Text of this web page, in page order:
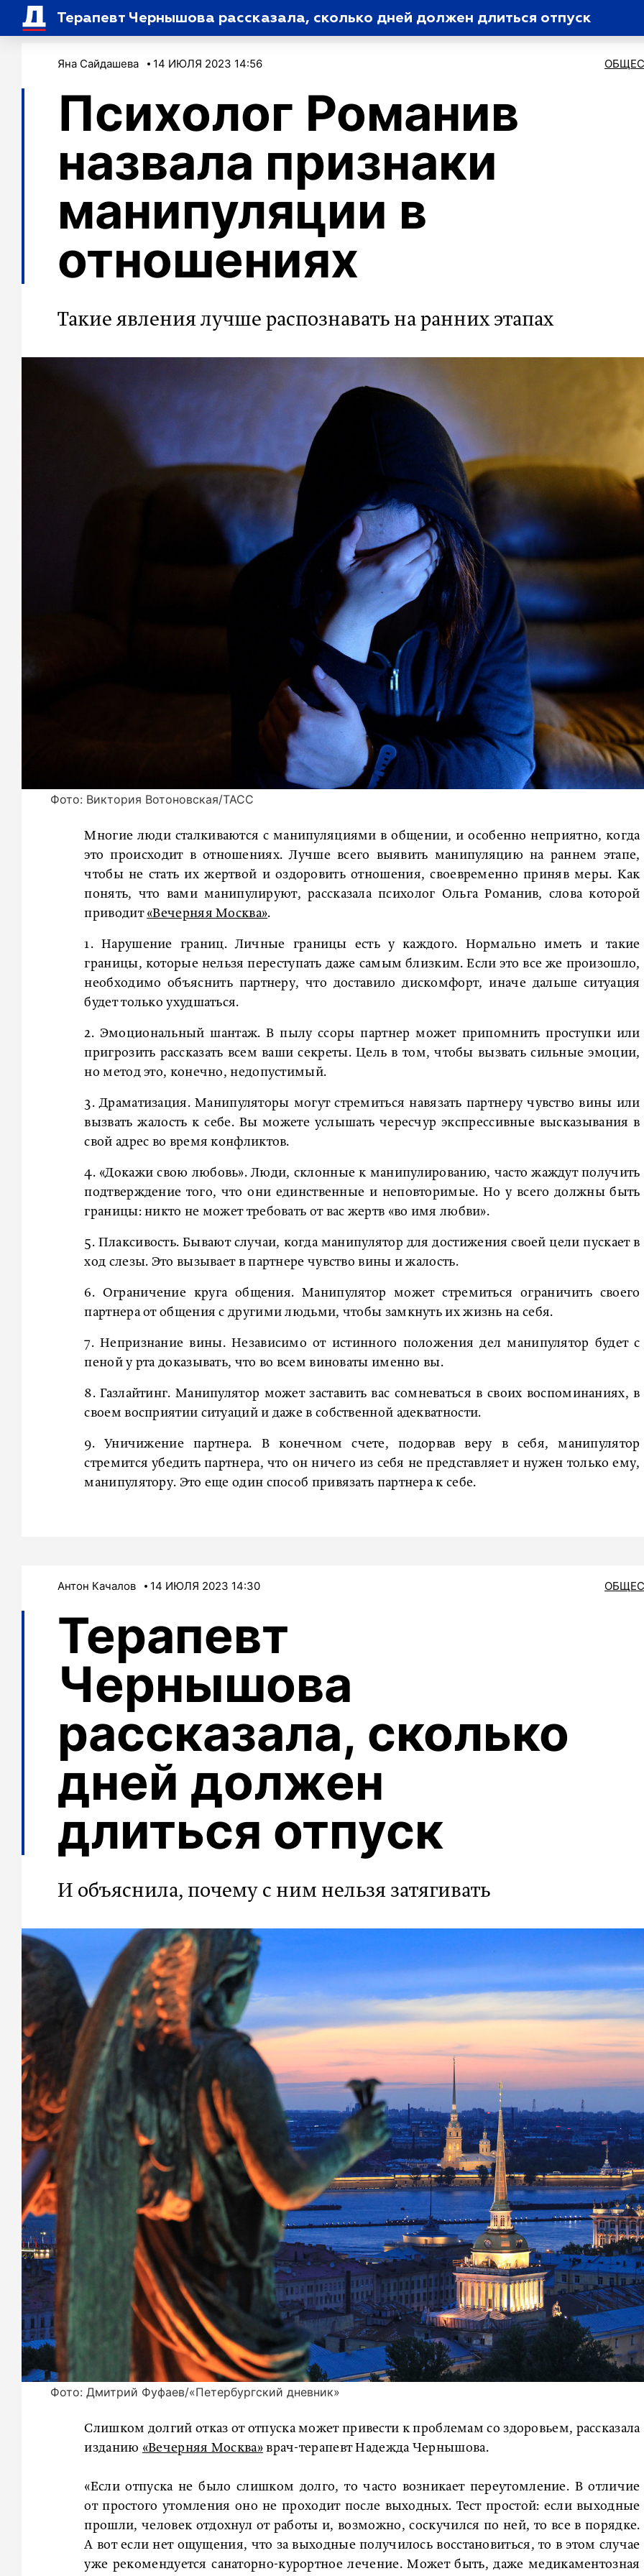
Терапевт Чернышова рассказала, сколько дней должен длиться отпуск
Яна Сайдашева 14 ИЮЛЯ 2023 14:56
Психолог Романив
назвала признаки
манипуляции в
отношениях
Такие явления лучше распознавать на ранних этапах
Фото: Виктория Вотоновская/ТАСС
Многие люди сталкиваются с манипуляциями в общении, и особенно неприятно, когда
это происходит в отношениях. Лучше всего выявить манипуляцию на раннем этапе,
чтобы не стать их жертвой и оздоровить отношения, своевременно приняв меры. Как
понять, что вами манипулируют, рассказала психолог Ольга Романив, слова которой
приводит «Вечерняя Москва».
1. Нарушение границ. Личные границы есть у каждого. Нормально иметь и такие
границы, которые нельзя переступать даже самым близким. Если это все же произошло,
необходимо объяснить партнеру, что доставило дискомфорт, иначе дальше ситуация
будет только ухудшаться.
2. Эмоциональный шантаж. В пылу ссоры партнер может припомнить проступки или
пригрозить рассказать всем ваши секреты. Цель в том, чтобы вызвать сильные эмоции,
но метод это, конечно, недопустимый.
3. Драматизация. Манипуляторы могут стремиться навязать партнеру чувство вины или
вызвать жалость к себе. Вы можете услышать чересчур экспрессивные высказывания в
свой адрес во время конфликтов.
4. «Докажи свою любовь». Люди, склонные к манипулированию, часто жаждут получить
подтверждение того, что они единственные и неповторимые. Но у всего должны быть
границы: никто не может требовать от вас жертв «во имя любви».
5. Плаксивость. Бывают случаи, когда манипулятор для достижения своей цели пускает в
ход слезы. Это вызывает в партнере чувство вины и жалость.
6. Ограничение круга общения. Манипулятор может стремиться ограничить своего
партнера от общения с другими людьми, чтобы замкнуть их жизнь на себя.
7. Непризнание вины. Независимо от истинного положения дел манипулятор будет с
пеной у рта доказывать, что во всем виноваты именно вы.
8. Газлайтинг. Манипулятор может заставить вас сомневаться в своих воспоминаниях, в
своем восприятии ситуаций и даже в собственной адекватности.
9. Уничижение партнера. В конечном счете, подорвав веру в себя, манипулятор
стремится убедить партнера, что он ничего из себя не представляет и нужен только ему,
манипулятору. Это еще один способ привязать партнера к себе.
Антон Качалов 14 ИЮЛЯ 2023 14:30
Терапевт
Чернышова
рассказала, сколько
дней должен
длиться отпуск
И объяснила, почему с ним нельзя затягивать
Фото: Дмитрий Фуфаев/«Петербургский дневник»
Слишком долгий отказ от отпуска может привести к проблемам со здоровьем, рассказала
изданию «Вечерняя Москва»врач-терапевт Надежда Чернышова.
«Если отпуска не было слишком долго, то часто возникает переутомление. В отличие
от простого утомления оно не проходит после выходных. Тест простой: если выходные
прошли, человек отдохнул от работы и, возможно, соскучился по ней, то все в порядке.
А вот если нет ощущения, что за выходные получилось восстановиться, то в этом случае
уже рекомендуется санаторно-курортное лечение. Может быть, даже медикаментозная